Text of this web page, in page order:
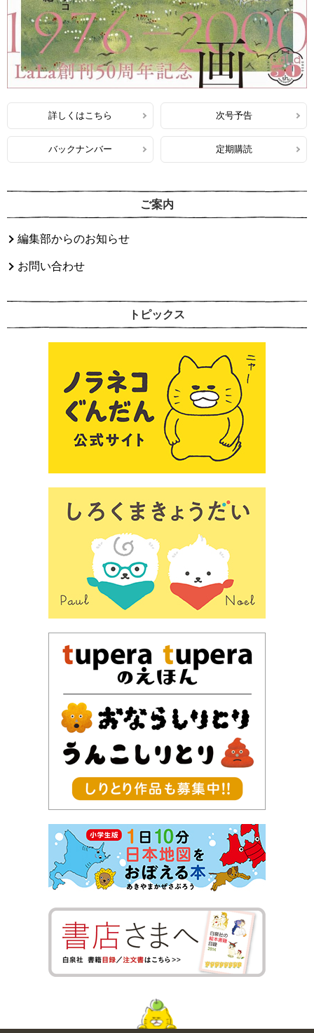
詳しくはこちら 次号予告
バックナンバー 定期購読
ご案内
編集部からのお知らせ
お問い合わせ
トピックス